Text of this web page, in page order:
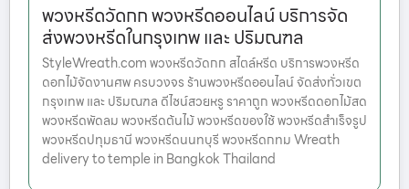
พวงหรีดวัดกก พวงหรีดออนไลน์ บริการจัด
ส่งพวงหรีดในกรุงเทพ และ ปริมณฑล
StyleWreath.com พวงหรีดวัดกก สไตล์หรีด บริการพวงหรีด
ดอกไม้จัดงานศพ ครบวงจร ร้านพวงหรีดออนไลน์ จัดส่งทั่วเขต
กรุงเทพ และ ปริมณฑล ดีไซน์สวยหรู ราคาถูก พวงหรีดดอกไม้สด
พวงหรีดพัดลม พวงหรีดต้นไม้ พวงหรีดของใช้ พวงหรีดสำเร็จรูป
พวงหรีดปทุมธานี พวงหรีดนนทบุรี พวงหรีดกทม Wreath
delivery to temple in Bangkok Thailand